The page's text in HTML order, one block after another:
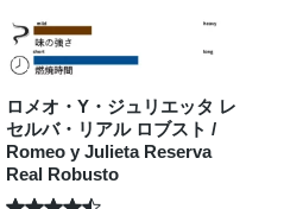
ロメオ・Y・ジュリエッタ レ
セルバ・リアル ロブスト /
Romeo y Julieta Reserva
Real Robusto